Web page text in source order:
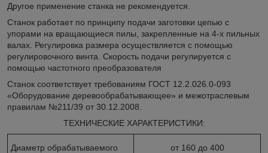
Другое применение станка не рекомендуется.
Станок работает по принципу подачи заготовки цепью с
упорами на вращающиеся пилы, закрепленные на 4-х пильных
валах. Регулировка размера осуществляется с помощью
регулировочного винта. Скорость подачи регулируется с
помощью частотного преобразователя
Станок соответствует требованиям ГОСТ 12.2.026.0-093
«Оборудование деревообрабатывающее» и межотраслевым
правилам №211/39 от 30.12.2008.
ТЕХНИЧЕСКИЕ ХАРАКТЕРИСТИКИ:
Диаметр обрабатываемого
от 160 до 400